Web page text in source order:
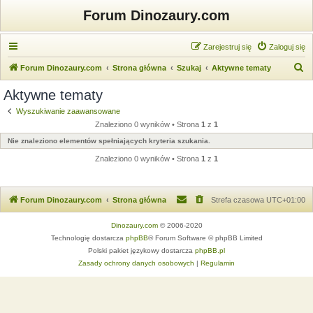
Forum Dinozaury.com
Zaloguj się
Zarejestruj się
Forum Dinozaury.com Strona główna Szukaj Aktywne tematy
a
j
Aktywne tematy
Wyszukiwanie zaawansowane
Znaleziono 0 wyników • Strona 1 z 1
Nie znaleziono elementów spełniających kryteria szukania.
Znaleziono 0 wyników • Strona 1 z 1
Forum Dinozaury.com Strona główna Strefa czasowa UTC+01:00
Dinozaury.com© 2006-2020
Technologię dostarcza phpBB® Forum Software © phpBB Limited
Polski pakiet językowy dostarcza phpBB.pl
Zasady ochrony danych osobowych | Regulamin